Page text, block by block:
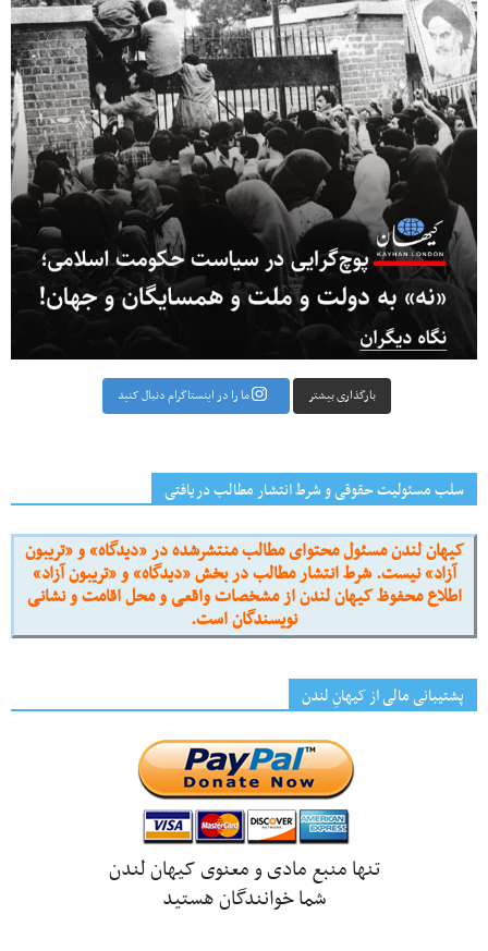
بارگذاری بیشتر ما را در اینستاگرام دنبال کنید
سلب مسئولیت حقوقی و شرط انتشار مطالب دریافتی
کیهان لندن مسئول محتوای مطالب منتشرشده در «دیدگاه» و «تریبون
آزاد» نیست. شرط انتشار مطالب در بخش «دیدگاه» و «تریبون آزاد»
اطلاع محفوظ کیهان لندن از مشخصات واقعی و محل اقامت و نشانی
نویسندگان است.
پشتیبانی مالی از کیهانِ لندن
تنها منبع مادی و معنوی کیهان لندن
شما خوانندگان هستید